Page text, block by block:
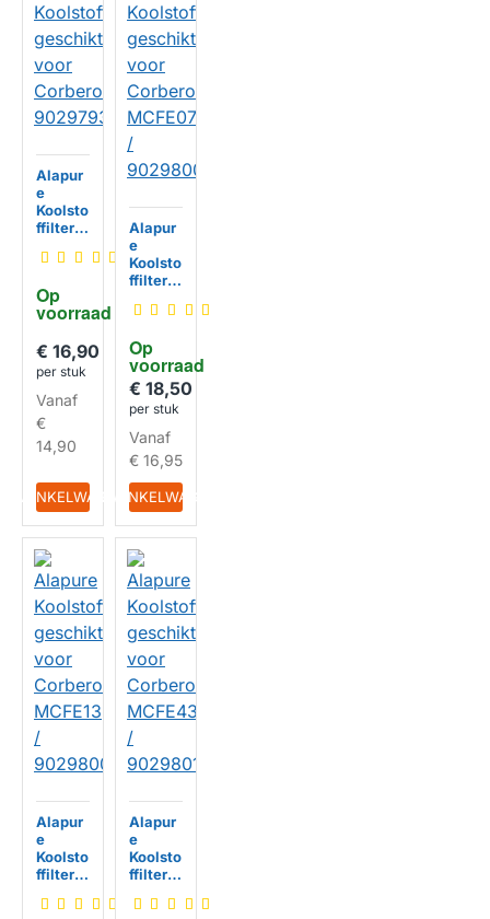
HUISMERK
Op
voorraad
Alapur
e
Koolsto
ffilter
kt voor
o
902979
€ 16,90
per stuk
Vanaf
€
14,90
IN WINKELWAGEN
HUISMERK
Op
voorraad
Alapur
e
Koolsto
ffilter
kt voor
o
MCFE0
7 /
90298
00514
€ 18,50
per stuk
Vanaf
€ 16,95
IN WINKELWAGEN
Alapur
e
Koolsto
ffilter
kt voor
Alapur
e
Koolsto
ffilter
kt voor